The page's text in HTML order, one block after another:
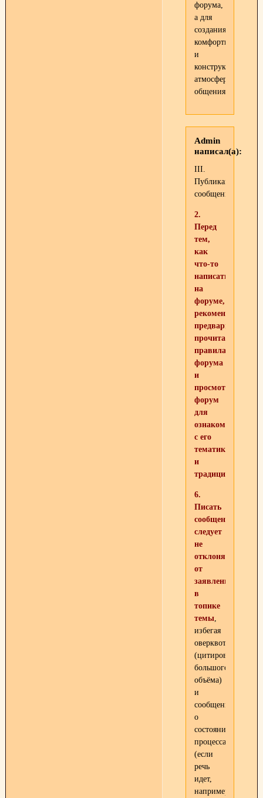
форума,
а для
создания
комфортной
и
конструктивной
атмосферы
общения!
Admin
написал(а):
III.
Публикация
сообщений.
2.
Перед
тем,
как
что-то
написать
на
форуме,
рекомендуется
предварительно
прочитать
правила
форума
и
просмотреть
форум
для
ознакомления
с его
тематикой
и
традициями.
6.
Писать
сообщения
следует
не
отклоняясь
от
заявленной
в
топике
темы
избегая
оверквотинга
(цитирования
большого
объёма)
и
сообщений
о
состоянии
процесса
(если
речь
идет,
например,